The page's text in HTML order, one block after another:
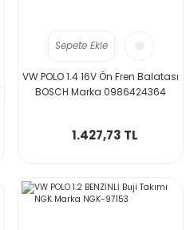
Sepete Ekle
VW POLO 1.4 16V Ön Fren Balatası
BOSCH Marka 0986424364
1.427,73 TL